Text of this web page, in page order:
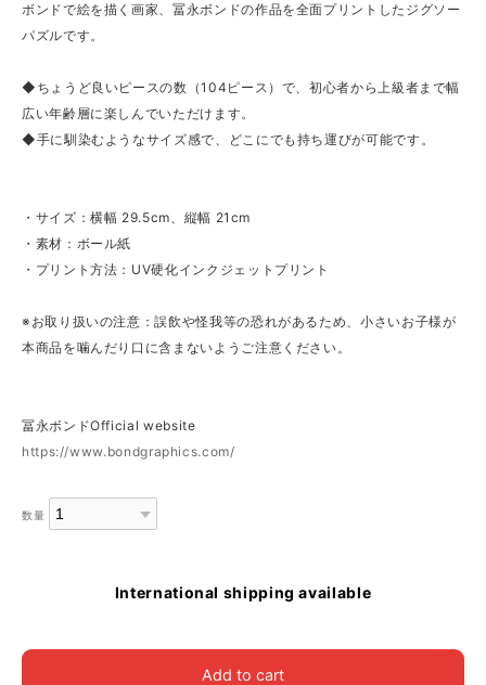
ボンドで絵を描く画家、冨永ボンドの作品を全面プリントしたジグソー
パズルです。
◆ちょうど良いピースの数（104ピース）で、初心者から上級者まで幅
広い年齢層に楽しんでいただけます。
◆手に馴染むようなサイズ感で、どこにでも持ち運びが可能です。
・サイズ：横幅 29.5cm、縦幅 21cm
・素材：ボール紙
・プリント方法：UV硬化インクジェットプリント
※お取り扱いの注意：誤飲や怪我等の恐れがあるため、小さいお子様が
本商品を噛んだり口に含まないようご注意ください。
冨永ボンドOfficial website
https://www.bondgraphics.com/
数量
International shipping available
Add to cart